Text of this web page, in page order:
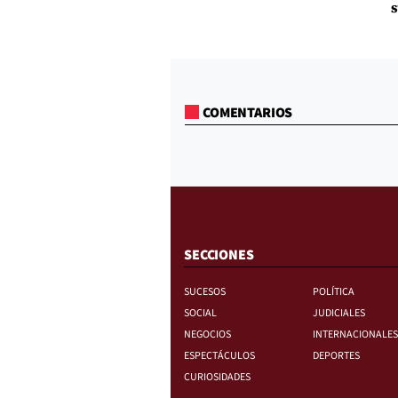
COMENTARIOS
SECCIONES
SUCESOS
POLÍTICA
SOCIAL
JUDICIALES
NEGOCIOS
INTERNACIONALES
ESPECTÁCULOS
DEPORTES
CURIOSIDADES